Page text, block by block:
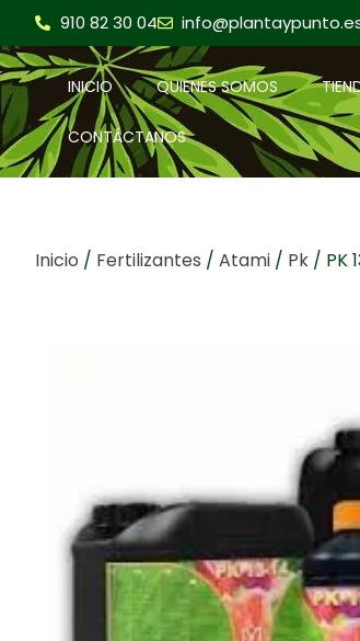
910 82 30 04
INICIO QUIENES SOMOS
CONTÁCTANOS
Inicio / Fertilizantes / Atami / Pk / PK